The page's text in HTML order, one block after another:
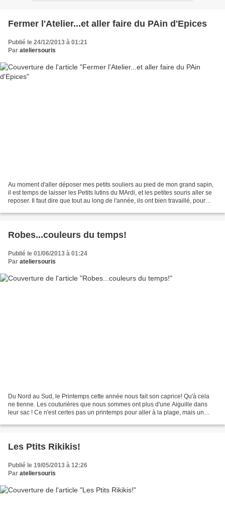
Fermer l'Atelier...et aller faire du PAin d'Epices
Publié le 24/12/2013 à 01:21
Par ateliersouris
Au moment d'aller déposer mes petits souliers au pied de mon grand sapin,
il est temps de laisser les Petits lutins du MArdi, et les petites souris aller se
reposer. Il faut dire que tout au long de l'année, ils ont bien travaillé, pour
Robes...couleurs du temps!
Publié le 01/06/2013 à 01:24
Par ateliersouris
Du Nord au Sud, le Printemps cette année nous fait son caprice! Qu'à cela
ne tienne. Les couturières que nous sommes ont plus d'une Aiguille dans
leur sac ! Ce n'est certes pas un printemps pour aller à la plage, mais un
Les Ptits Rikikis!
Publié le 19/05/2013 à 12:26
Par ateliersouris